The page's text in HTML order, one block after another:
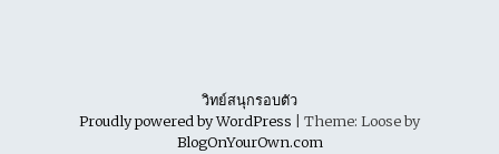
วิทย์สนุกรอบตัว
Proudly powered by WordPress
Theme: Loose by
BlogOnYourOwn.com